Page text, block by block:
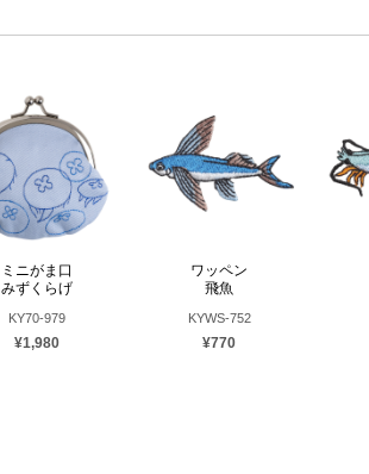
ミニがま口
みずくらげ
KY70-979
¥1,980
ワッペン
飛魚
KYWS-752
¥770